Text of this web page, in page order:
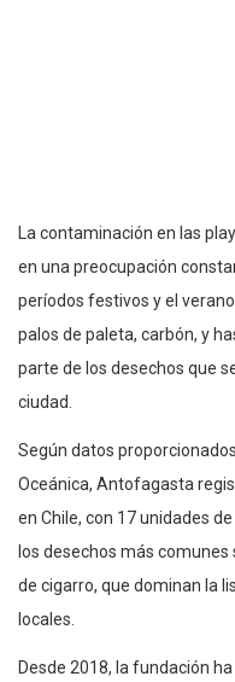
La contaminación en las
en una preocupación
períodos festivos y el
palos de paleta, carbón, y
parte de los desechos que
ciudad.
Según datos
Oceánica, Antofagasta
en Chile, con 17 unidades
los desechos más
de cigarro, que dominan la
locales.
Desde 2018, la fundación